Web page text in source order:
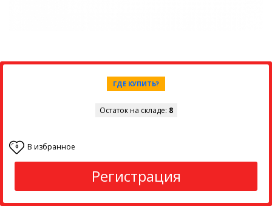
ГДЕ КУПИТЬ?
Остаток на складе: 8
0 В избранное
Регистрация